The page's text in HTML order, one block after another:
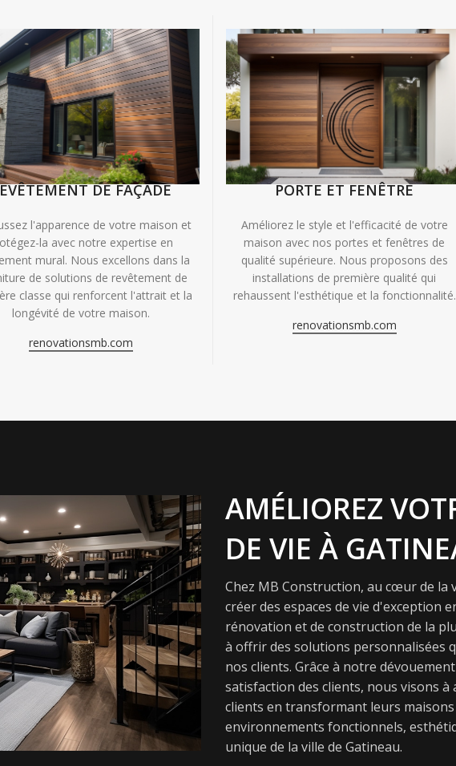
DE FAÇADE
l'apparence de votre maison et
la avec notre expertise en
mural. Nous excellons dans la
de solutions de revêtement de
classe qui renforcent l'attrait et la
longévité de votre maison.
renovationsmb.com
PORTE ET FENÊTRE
Améliorez le style et l'efficacité de votre
maison avec nos portes et fenêtres de
qualité supérieure. Nous proposons des
installations de première qualité qui
rehaussent l'esthétique et la fonctionnalité.
renovationsmb.com
AMÉLIOREZ
DE VIE À
Chez MB Construction, au cœur de la
créer des espaces de vie d'exception
rénovation et de construction de la
à offrir des solutions personnalisées
nos clients. Grâce à notre
satisfaction des clients, nous visons
clients en transformant leurs
environnements fonctionnels,
unique de la ville de Gatineau.